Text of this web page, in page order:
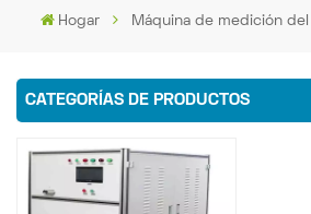
Hogar Máquina de medición
CATEGORÍAS DE PRODUCTOS